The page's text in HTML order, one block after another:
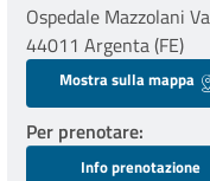
Ospedale Mazzolani
44011 Argenta (FE)
Mostra sulla mappa
Per prenotare
Info prenotazione